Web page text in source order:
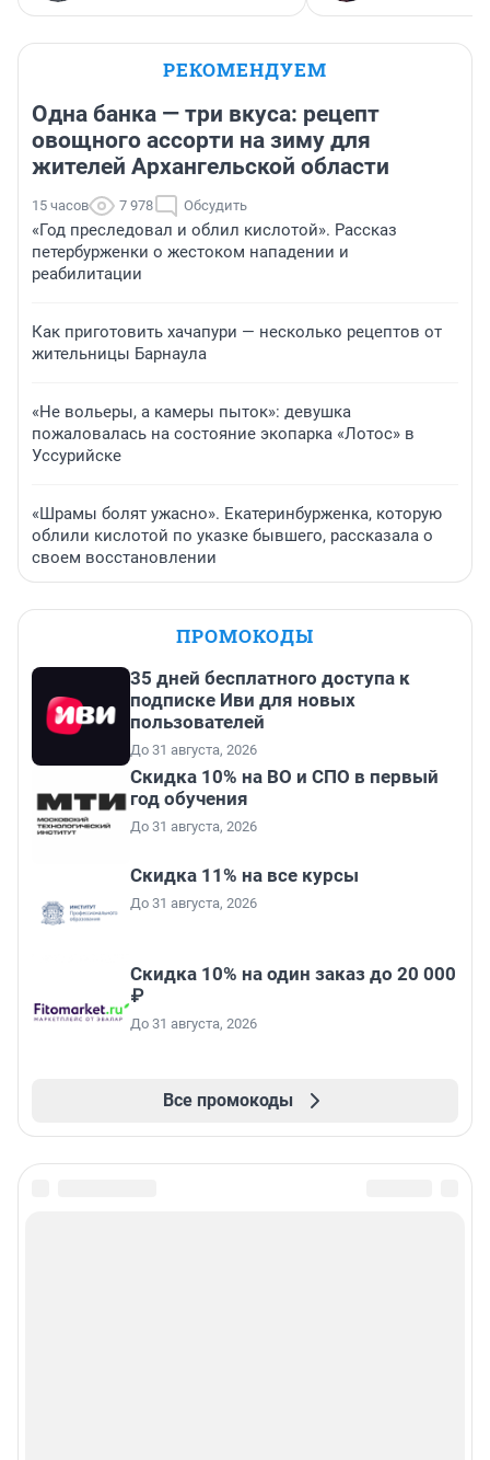
РЕКОМЕНДУЕМ
Одна банка — три вкуса: рецепт
овощного ассорти на зиму для
жителей Архангельской области
15 часов 7 978 Обсудить
«Год преследовал и облил кислотой». Рассказ
петербурженки о жестоком нападении и
реабилитации
Как приготовить хачапури — несколько рецептов от
жительницы Барнаула
«Не вольеры, а камеры пыток»: девушка
пожаловалась на состояние экопарка «Лотос» в
Уссурийске
«Шрамы болят ужасно». Екатеринбурженка, которую
облили кислотой по указке бывшего, рассказала о
своем восстановлении
ПРОМОКОДЫ
35 дней бесплатного доступа к
подписке Иви для новых
пользователей
До 31 августа, 2026
Скидка 10% на ВО и СПО в первый
год обучения
До 31 августа, 2026
Скидка 11% на все курсы
До 31 августа, 2026
Скидка 10% на один заказ до 20 000
₽
До 31 августа, 2026
Все промокоды